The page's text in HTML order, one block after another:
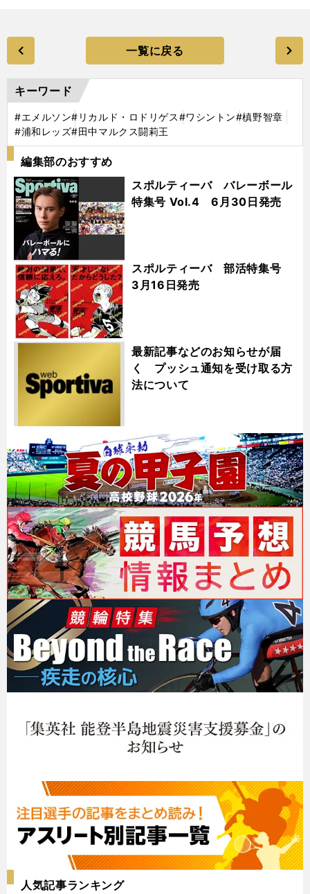
一覧に戻る
キーワード
#エメルソン#リカルド・ロドリゲス#ワシントン#槙野智章
#浦和レッズ#田中マルクス闘莉王
編集部のおすすめ
スポルティーバ バレーボール
特集号 Vol.4 6月30日発売
スポルティーバ 部活特集号
3月16日発売
最新記事などのお知らせが届
く プッシュ通知を受け取る方
法について
人気記事ランキング